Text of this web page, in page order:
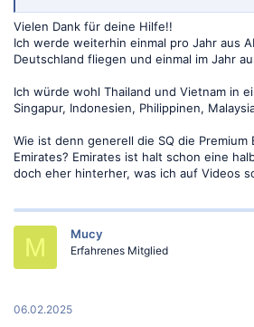
HAN hat einen Medium Haul A359 und
2. Juni) -> keine PE
BKK hat 4x 781 und 2x A359M -> keine PE
CGK hat einige 773 Flüge aber auch A359
nicht
SYD nutzt die 359L, 773 und 388. -> hat PE
MEL nutzt 2x 773 und 3x 359L. -> hat PE
EK hat nur auf SIN, AKL, MEL und SYD PE
anderen Zielen.
empfehle ich SQ mehr als EK wenn du nach
CGK eventuell auch.
müsste nur wissen ob AKL, SYD und MEL
Vielen Dank für deine Hilfe!!
Ich werde weiterhin einmal pro Jahr aus
Deutschland fliegen und einmal im Jahr
Ich würde wohl Thailand und Vietnam in
Singapur, Indonesien, Philippinen,
Wie ist denn generell die SQ die Premium
Emirates? Emirates ist halt schon eine
doch eher hinterher, was ich auf Videos
M Mucy
Erfahrenes Mitglied
06.02.2025